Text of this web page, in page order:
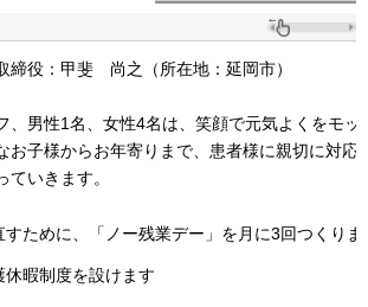
締役：甲斐 尚之
（所在地：延岡市）
、男性1名、女性4名は、笑顔で元気よくをモッ
お子様からお年寄りまで、患者様に親切に対応
ていきます。
すために、「ノー残業デー」を月に3回つくりま
休暇制度を設けます